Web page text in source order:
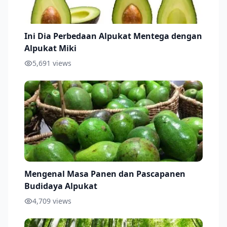
Ini Dia Perbedaan Alpukat Mentega dengan
Alpukat Miki
5,691 views
Mengenal Masa Panen dan Pascapanen
Budidaya Alpukat
4,709 views